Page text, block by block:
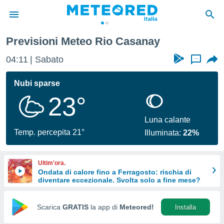
di
per
le
di
Web
Previsioni Meteo Rio Casanay
04:11 Sabato ...
Nubi sparse
23°
Temp. percepita 21°
Luna calante
Illuminata:22%
Ultim'ora.
Ondata di calore fino a Ferragosto: rischia di
diventare eccezionale. Svolta solo a fine mese?
Scarica GRATIS la app di Meteored! Installa